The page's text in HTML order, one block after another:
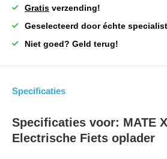
Gratis verzending!
Geselecteerd door échte
Niet goed? Geld terug!
Specificaties
Specificaties voor: MATE
Electrische Fiets oplader